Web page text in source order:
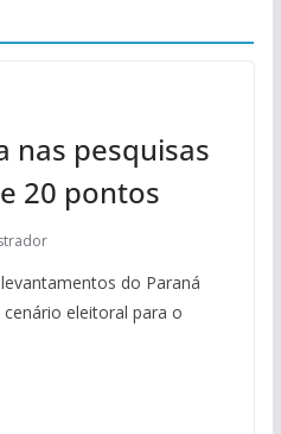
nas pesquisas
20 pontos
do Paraná
eleitoral para o